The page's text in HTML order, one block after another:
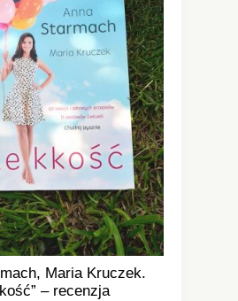
Maria Kruczek.
– recenzja